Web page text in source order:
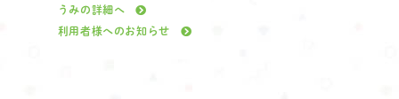
うみの詳細へ
利用者様へのお知らせ